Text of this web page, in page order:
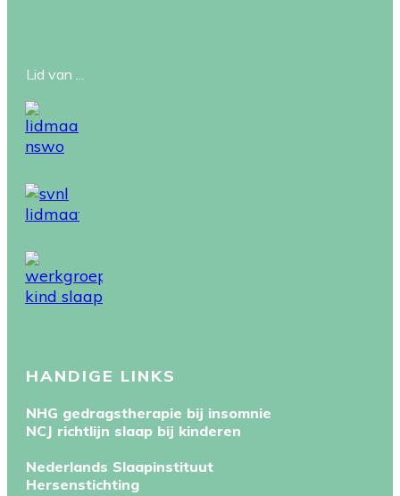
Lid van ...
HANDIGE LINKS
NHG gedragstherapie bij insomnie
NCJ richtlijn slaap bij kinderen
Nederlands Slaapinstituut
Hersenstichting